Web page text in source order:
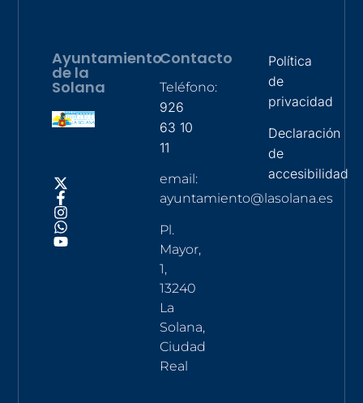
Ayuntamiento
de la
Solana
Contacto
Teléfono:
926
63 10
11
email:
ayuntamiento@lasolana.es
Pl.
Mayor,
1,
13240
La
Solana,
Ciudad
Real
Política
de
privacidad
Declaración
de
accesibilidad